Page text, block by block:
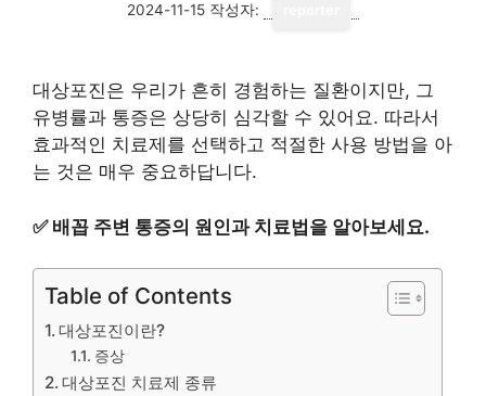
2024-11-15 작성자:
대상포진은 우리가 흔히 경험하는 질환이지만, 그
유병률과 통증은 상당히 심각할 수 있어요. 따라서
효과적인 치료제를 선택하고 적절한 사용 방법을 아
는 것은 매우 중요하답니다.
✅ 배꼽 주변 통증의 원인과 치료법을 알아보세요.
Table of Contents
대상포진이란?
증상
대상포진 치료제 종류